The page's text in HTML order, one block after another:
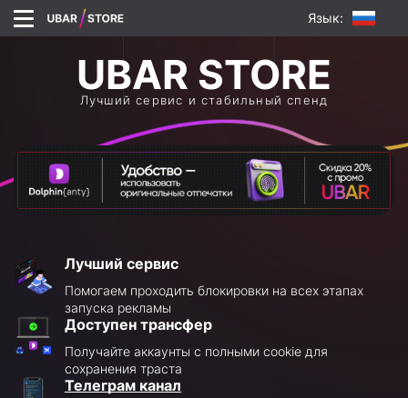
Язык:
Лучший сервис и стабильный спенд
Лучший сервис
Помогаем проходить блокировки на всех этапах
запуска рекламы
Доступен трансфер
Получайте аккаунты с полными cookie для
сохранения траста
Телеграм канал